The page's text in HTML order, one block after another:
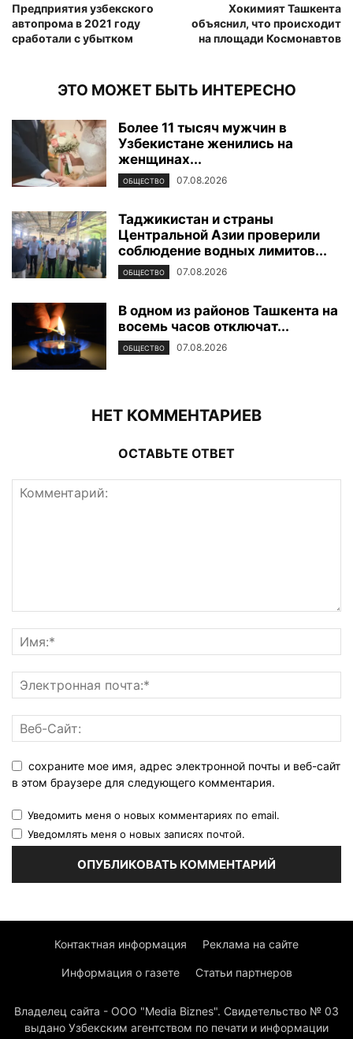
Предприятия узбекского
автопрома в 2021 году
сработали с убытком
Хокимият Ташкента
объяснил, что происходит
на площади Космонавтов
ЭТО МОЖЕТ БЫТЬ ИНТЕРЕСНО
Более 11 тысяч мужчин в
Узбекистане женились на
женщинах...
ОБЩЕСТВО 07.08.2026
Таджикистан и страны
Центральной Азии проверили
соблюдение водных лимитов...
ОБЩЕСТВО 07.08.2026
В одном из районов Ташкента на
восемь часов отключат...
ОБЩЕСТВО 07.08.2026
НЕТ КОММЕНТАРИЕВ
ОСТАВЬТЕ ОТВЕТ
сохраните мое имя, адрес электронной почты и веб-сайт
в этом браузере для следующего комментария.
Уведомить меня о новых комментариях по email.
Уведомлять меня о новых записях почтой.
Контактная информация Реклама на сайте
Информация о газете Статьи партнеров
Владелец сайта - ООО "Media Biznes". Свидетельство № 03
выдано Узбекским агентством по печати и информации